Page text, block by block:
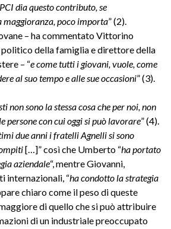
dia questo contributo, se
maggioranza, poco importa” (2).
– ha commentato Vittorino
politico della famiglia e direttore della
– “e come tutti i giovani, vuole, come
al suo tempo e alle sue occasioni” (3).
non sono la stessa cosa che per noi, non
persone con cui oggi si può lavorare” (4).
due anni i fratelli Agnelli si sono
[…]” così che Umberto “ha portato
aziendale“, mentre Giovanni,
internazionali, “ha condotto la strategia
chiaro come il peso di queste
di quello che si può attribuire
di un industriale preoccupato